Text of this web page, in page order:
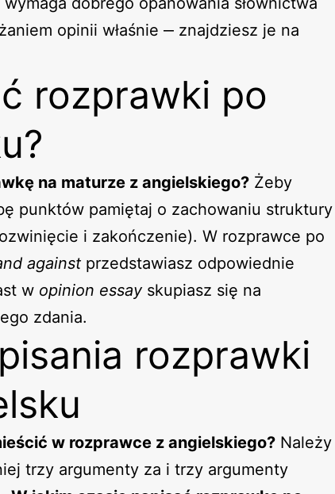
opinii właśnie ‒ znajdziesz je na
rozprawki po
na maturze z angielskiego? Żeby
punktów pamiętaj o zachowaniu struktury
i zakończenie). W rozprawce po
against przedstawiasz odpowiednie
w opinion essayskupiasz się na
zdania.
rozprawki
w rozprawce z angielskiego? Należy
trzy argumenty za i trzy argumenty